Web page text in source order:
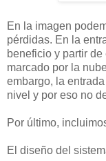
En la imagen
pérdidas. En la
beneficio y partir
marcado por la
embargo, la
nivel y por eso no
Por último,
El diseño del